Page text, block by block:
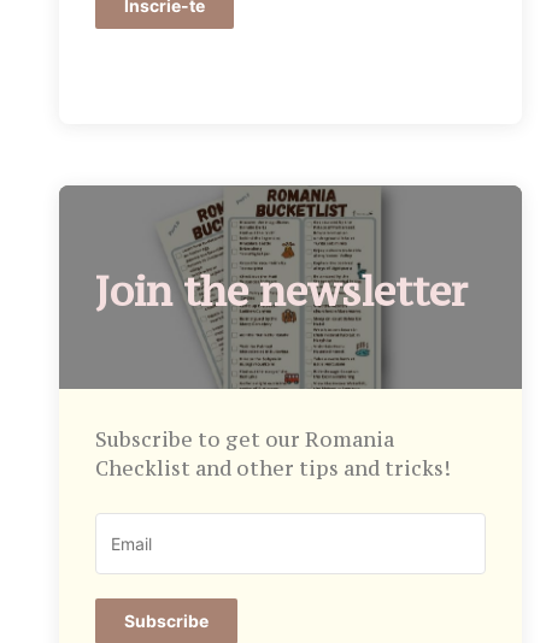
Înscrie-te
Join the newsletter
Subscribe to get our Romania
Checklist and other tips and tricks!
Subscribe